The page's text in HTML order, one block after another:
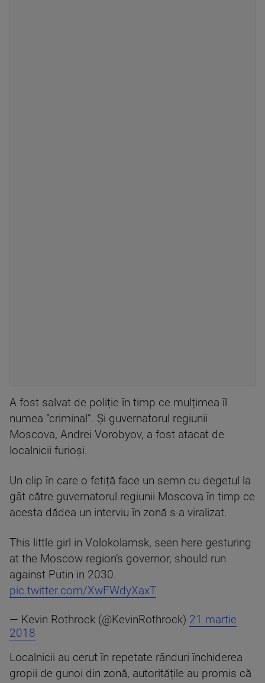
A fost salvat de poliție în timp ce mulțimea îl
numea ”criminal”. Și guvernatorul regiunii
Moscova, Andrei Vorobyov, a fost atacat de
localnicii furioși.
Un clip în care o fetiță face un semn cu degetul la
gât către guvernatorul regiunii Moscova în timp ce
acesta dădea un interviu în zonă s-a viralizat.
This little girl in Volokolamsk, seen here gesturing
at the Moscow region’s governor, should run
against Putin in 2030.
pic.twitter.com/XwFWdyXaxT
— Kevin Rothrock (@KevinRothrock) 21 martie
2018
Localnicii au cerut în repetate rânduri închiderea
gropii de gunoi din zonă, autoritățile au promis că